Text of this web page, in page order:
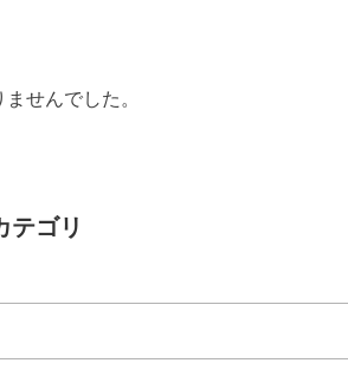
せんでした。
テゴリ